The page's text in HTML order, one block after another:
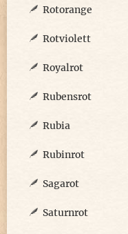
Rotorange
Rotviolett
Royalrot
Rubensrot
Rubia
Rubinrot
Sagarot
Saturnrot